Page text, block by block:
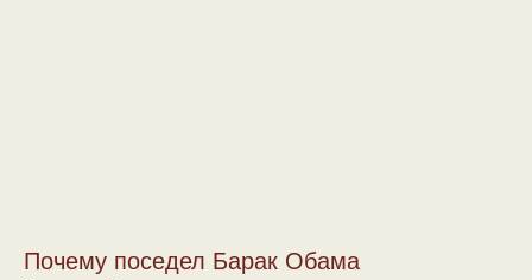
Почему поседел Барак Обама